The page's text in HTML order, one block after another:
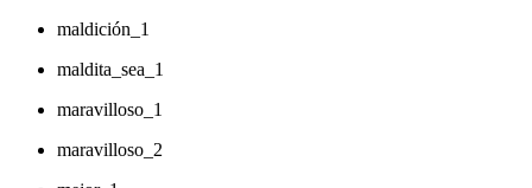
maldición_1
maldita_sea_1
maravilloso_1
maravilloso_2